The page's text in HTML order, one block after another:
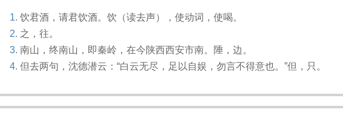
饮君酒，请君饮酒。饮（读去声），使动词，使喝。
之，往。
南山，终南山，即秦岭，在今陕西西安市南。陲，边。
但去两句，沈德潜云：“白云无尽，足以自娱，勿言不得意也。”但，只。